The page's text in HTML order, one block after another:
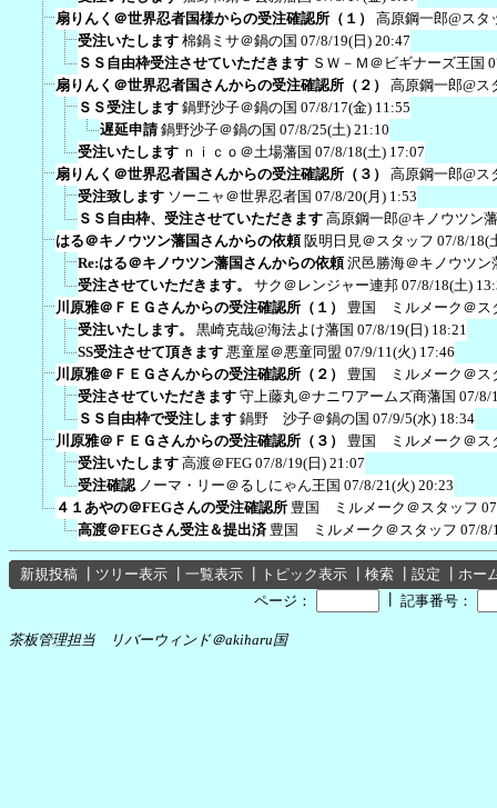
扇りんく＠世界忍者国様からの受注確認所（１）
高原鋼一郎@スタ
受注いたします 棉鍋ミサ＠鍋の国 07/8/19(日) 20:47
ＳＳ自由枠受注させていただきます ＳＷ－Ｍ＠ビギナーズ王国
扇りんく＠世界忍者国さんからの受注確認所（２）
高原鋼一郎@ス
ＳＳ受注します 鍋野沙子＠鍋の国 07/8/17(金) 11:55
遅延申請 鍋野沙子＠鍋の国 07/8/25(土) 21:10
受注いたします ｎｉｃｏ＠土場藩国 07/8/18(土) 17:07
扇りんく＠世界忍者国さんからの受注確認所（３）
高原鋼一郎@ス
受注致します ソーニャ＠世界忍者国 07/8/20(月) 1:53
ＳＳ自由枠、受注させていただきます 高原鋼一郎@キノウツン
はる＠キノウツン藩国さんからの依頼 阪明日見＠スタッフ 07/8/18(
Re:はる＠キノウツン藩国さんからの依頼 沢邑勝海＠キノウツン
受注させていただきます。
サク＠レンジャー連邦 07/8/18(土)
川原雅＠ＦＥＧさんからの受注確認所（１）
豊国 ミルメーク＠ス
受注いたします。
黒崎克哉@海法よけ藩国 07/8/19(日) 18:21
SS受注させて頂きます 悪童屋＠悪童同盟 07/9/11(火) 17:46
川原雅＠ＦＥＧさんからの受注確認所（２）
豊国 ミルメーク＠ス
受注させていただきます 守上藤丸＠ナニワアームズ商藩国 07/8/
ＳＳ自由枠で受注します 鍋野 沙子＠鍋の国 07/9/5(水) 18:34
川原雅＠ＦＥＧさんからの受注確認所（３）
豊国 ミルメーク＠ス
受注いたします 高渡＠FEG 07/8/19(日) 21:07
受注確認 ノーマ・リー＠るしにゃん王国 07/8/21(火) 20:23
４１あやの＠FEGさんの受注確認所 豊国 ミルメーク＠スタッフ
高渡＠FEGさん受注＆提出済 豊国 ミルメーク＠スタッフ 07/8/
新規投稿 ツリー表示 一覧表示 トピック表示 検索 設定
ホー
ページ：
記事番号：
茶板管理担当 リバーウィンド＠akiharu国